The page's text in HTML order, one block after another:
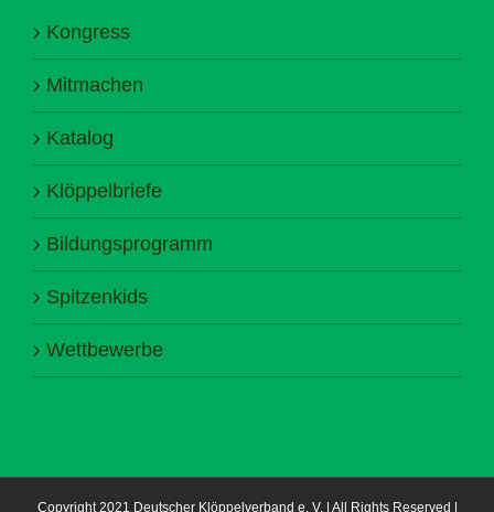
Kongress
Mitmachen
Katalog
Klöppelbriefe
Bildungsprogramm
Spitzenkids
Wettbewerbe
Copyright 2021 Deutscher Klöppelverband e. V. | All Rights Reserved |